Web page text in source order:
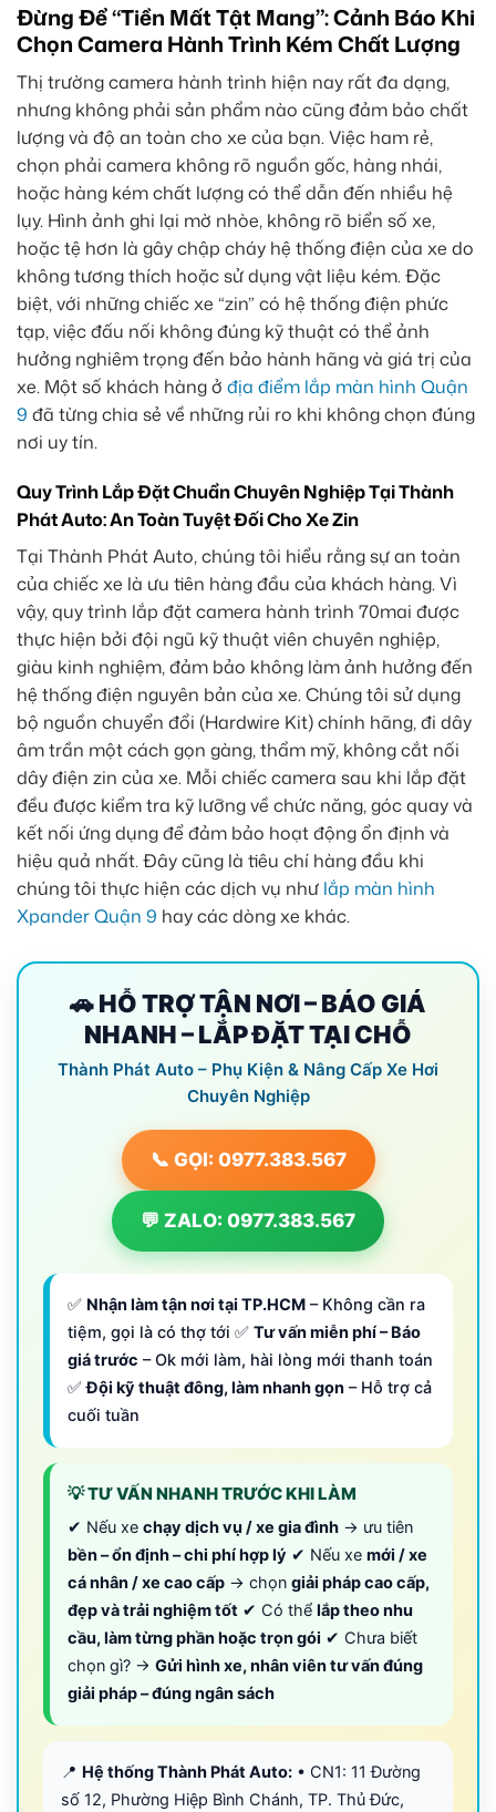
Đừng Để “Tiền Mất Tật Mang”: Cảnh Báo Khi
Chọn Camera Hành Trình Kém Chất Lượng
Thị trường camera hành trình hiện nay rất đa dạng,
nhưng không phải sản phẩm nào cũng đảm bảo chất
lượng và độ an toàn cho xe của bạn. Việc ham rẻ,
chọn phải camera không rõ nguồn gốc, hàng nhái,
hoặc hàng kém chất lượng có thể dẫn đến nhiều hệ
lụy. Hình ảnh ghi lại mờ nhòe, không rõ biển số xe,
hoặc tệ hơn là gây chập cháy hệ thống điện của xe do
không tương thích hoặc sử dụng vật liệu kém. Đặc
biệt, với những chiếc xe “zin” có hệ thống điện phức
tạp, việc đấu nối không đúng kỹ thuật có thể ảnh
hưởng nghiêm trọng đến bảo hành hãng và giá trị của
xe. Một số khách hàng ở địa điểm lắp màn hình Quận
9 đã từng chia sẻ về những rủi ro khi không chọn đúng
nơi uy tín.
Quy Trình Lắp Đặt Chuẩn Chuyên Nghiệp Tại Thành
Phát Auto: An Toàn Tuyệt Đối Cho Xe Zin
Tại Thành Phát Auto, chúng tôi hiểu rằng sự an toàn
của chiếc xe là ưu tiên hàng đầu của khách hàng. Vì
vậy, quy trình lắp đặt camera hành trình 70mai được
thực hiện bởi đội ngũ kỹ thuật viên chuyên nghiệp,
giàu kinh nghiệm, đảm bảo không làm ảnh hưởng đến
hệ thống điện nguyên bản của xe. Chúng tôi sử dụng
bộ nguồn chuyển đổi (Hardwire Kit) chính hãng, đi dây
âm trần một cách gọn gàng, thẩm mỹ, không cắt nối
dây điện zin của xe. Mỗi chiếc camera sau khi lắp đặt
đều được kiểm tra kỹ lưỡng về chức năng, góc quay và
kết nối ứng dụng để đảm bảo hoạt động ổn định và
hiệu quả nhất. Đây cũng là tiêu chí hàng đầu khi
chúng tôi thực hiện các dịch vụ như lắp màn hình
Xpander Quận 9 hay các dòng xe khác.
🚗 HỖ TRỢ TẬN NƠI – BÁO GIÁ
NHANH – LẮP ĐẶT TẠI CHỖ
Thành Phát Auto – Phụ Kiện & Nâng Cấp Xe Hơi
Chuyên Nghiệp
📞 GỌI: 0977.383.567
💬 ZALO: 0977.383.567
✅ Nhận làm tận nơi tại TP.HCM – Không cần ra
tiệm, gọi là có thợ tới ✅ Tư vấn miễn phí – Báo
giá trước – Ok mới làm, hài lòng mới thanh toán
✅Đội kỹ thuật đông, làm nhanh gọn – Hỗ trợ cả
cuối tuần
💡 TƯ VẤN NHANH TRƯỚC KHI LÀM
✔ Nếu xe chạy dịch vụ / xe gia đình → ưu tiên
bền – ổn định – chi phí hợp lý ✔ Nếu xe mới / xe
cá nhân / xe cao cấp → chọn giải pháp cao cấp,
đẹp và trải nghiệm tốt ✔ Có thể lắp theo nhu
cầu, làm từng phần hoặc trọn gói ✔ Chưa biết
chọn gì? → Gửi hình xe, nhân viên tư vấn đúng
giải pháp – đúng ngân sách
📍 Hệ thống Thành Phát Auto: • CN1: 11 Đường
số 12, Phường Hiệp Bình Chánh, TP. Thủ Đức,